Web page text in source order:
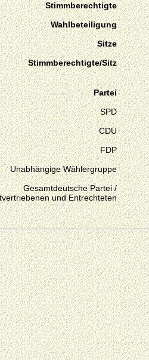
Stimmberechtigte
Wahlbeteiligung
Sitze
Stimmberechtigte/Sitz
Partei
SPD
CDU
FDP
Unabhängige Wählergruppe
Gesamtdeutsche Partei /
und Entrechteten